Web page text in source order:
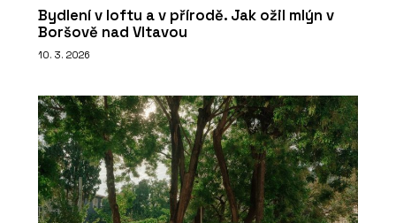
Bydlení v loftu a v přírodě. Jak ožil mlýn v
Boršově nad Vltavou
10. 3. 2026